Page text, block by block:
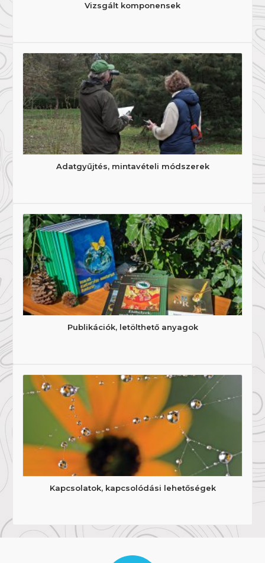
Vizsgált komponensek
Adatgyűjtés, mintavételi módszerek
Publikációk, letölthető anyagok
Kapcsolatok, kapcsolódási lehetőségek